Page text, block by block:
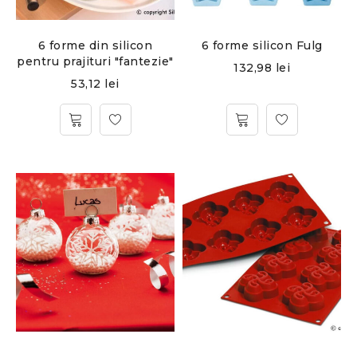
6 forme din silicon
pentru prajituri "fantezie"
53,12 lei
6 forme silicon Fulg
132,98 lei